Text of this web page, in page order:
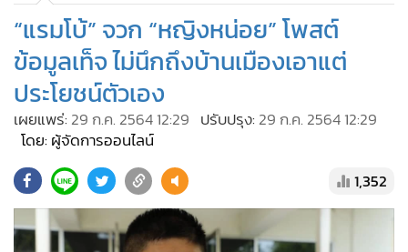
ผู้จัดการรายวัน
คอลัมนิสต์
• ละคร
• CbizReview
• Cyber BIZ
• Good health & Well-being
• Green Innovation & SD
•
Management & HR
“แรมโบ้” จวก “หญิงหน่อย” โพสต์
ข้อมูลเท็จ ไม่นึกถึงบ้านเมืองเอาแต่
ประโยชน์ตัวเอง
เผยแพร่: 29 ก.ค. 2564 12:29 ปรับปรุง: 29 ก.ค. 2564 12:29
โดย: ผู้จัดการออนไลน์
1,352